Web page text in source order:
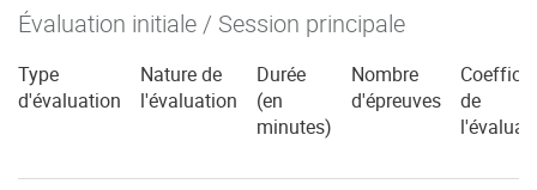
Évaluation initiale / Session principale
Type
d'évaluation
Nature de
l'évaluation
Durée
(en
minutes)
Nombre
d'épreuves
de